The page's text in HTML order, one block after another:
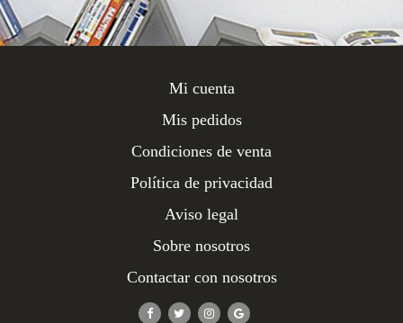
Mi cuenta
Mis pedidos
Condiciones de venta
Política de privacidad
Aviso legal
Sobre nosotros
Contactar con nosotros